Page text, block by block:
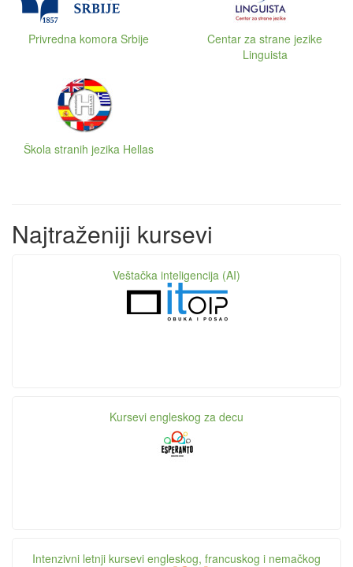
Privredna komora Srbije
Centar za strane jezike
Linguista
Škola stranih jezika Hellas
Najtraženiji kursevi
Veštačka inteligencija (AI)
Kursevi engleskog za decu
Intenzivni letnji kursevi engleskog, francuskog i nemačkog